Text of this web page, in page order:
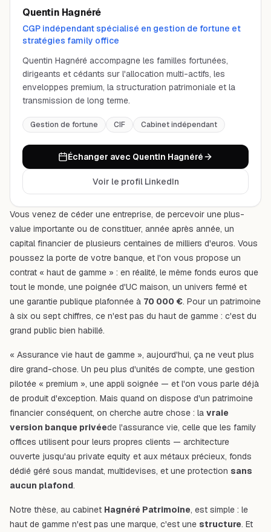
Quentin Hagnéré
CGP indépendant spécialisé en gestion de fortune et
stratégies family office
Quentin Hagnéré accompagne les familles fortunées,
dirigeants et cédants sur l'allocation multi-actifs, les
enveloppes premium, la structuration patrimoniale et la
transmission de long terme.
Gestion de fortune CIF Cabinet indépendant
Échanger avec Quentin Hagnéré
Voir le profil LinkedIn
Vous venez de céder une entreprise, de percevoir une plus-
value importante ou de constituer, année après année, un
capital financier de plusieurs centaines de milliers d'euros. Vous
poussez la porte de votre banque, et l'on vous propose un
contrat « haut de gamme » : en réalité, le même fonds euros que
tout le monde, une poignée d'UC maison, un univers fermé et
une garantie publique plafonnée à 70 000 €. Pour un patrimoine
à six ou sept chiffres, ce n'est pas du haut de gamme : c'est du
grand public bien habillé.
« Assurance vie haut de gamme », aujourd'hui, ça ne veut plus
dire grand-chose. Un peu plus d'unités de compte, une gestion
pilotée « premium », une appli soignée — et l'on vous parle déjà
de produit d'exception. Mais quand on dispose d'un patrimoine
financier conséquent, on cherche autre chose : la vraie
version banque privéede l'assurance vie, celle que les family
offices utilisent pour leurs propres clients — architecture
ouverte jusqu'au private equity et aux métaux précieux, fonds
dédié géré sous mandat, multidevises, et une protection sans
aucun plafond.
Notre thèse, au cabinet Hagnéré Patrimoine, est simple : le
haut de gamme n'est pas une marque, c'est une structure. Et